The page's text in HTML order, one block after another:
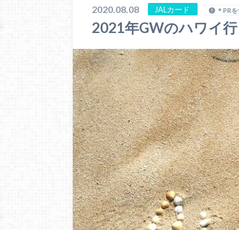
2020.08.08 JALカード ＊PR
2021年GWのハワイ